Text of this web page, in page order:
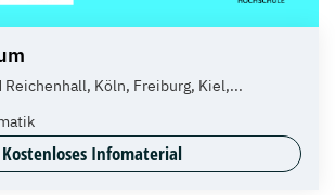
Reichenhall, Köln, Freiburg, Kiel,...
Kostenloses Infomaterial